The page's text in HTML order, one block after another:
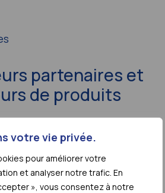
votre vie privée.
pour améliorer votre
et analyser notre trafic. En
», vous consentez à notre
partenaires et
de produits
pour avoir accès à l’accord